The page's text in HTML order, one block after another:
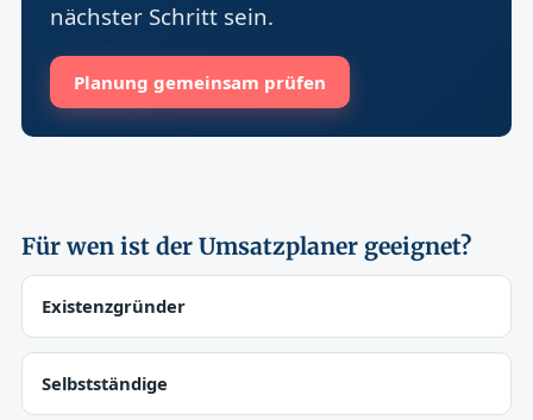
nächster Schritt sein.
Planung gemeinsam prüfen
Für wen ist der Umsatzplaner geeignet?
Existenzgründer
Selbstständige